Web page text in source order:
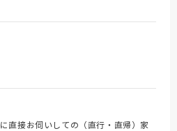
直接お伺いしての（直行・直帰）家